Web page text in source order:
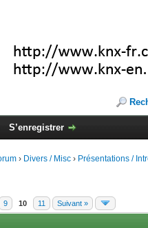
S’enregistrer
› Divers / Misc › Présentations /
9 10 11 Suivant »